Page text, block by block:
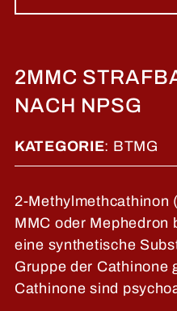
​2MMC
NACH NPSG
KATEGORIE: BTMG
2-Methylmethcathinon
MMC oder Mephedron
eine synthetische
Gruppe der Cathinone
Cathinone sind